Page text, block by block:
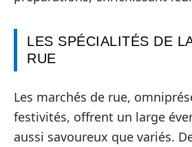
LES SPÉCIALITÉS DE
RUE
Les marchés de rue,
festivités, offrent un large
aussi savoureux que variés.